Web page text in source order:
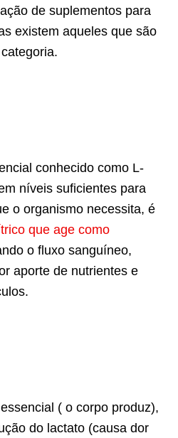
de suplementos para
existem aqueles que são
conhecido como L-
níveis suficientes para
o organismo necessita, é
que age como
o fluxo sanguíneo,
aporte de nutrientes e
( o corpo produz),
do lactato (causa dor